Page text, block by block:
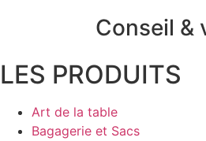
Conseil &
LES PRODUITS
Art de la table
Bagagerie et Sacs